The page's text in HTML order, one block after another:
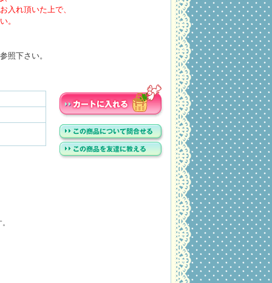
入れ頂いた上で、
。
照下さい。